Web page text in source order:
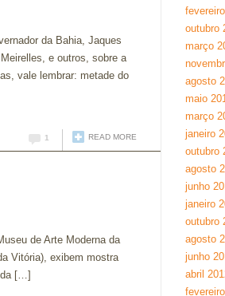
da Bahia, Jaques
e outros, sobre a
vale lembrar: metade do
READ MORE
1
de Arte Moderna da
Vitória), exibem mostra
[…]
outubro
março
agosto
maio
março
janeiro
outubro
agosto
junho
janeiro
outubro
agosto
junho
abril